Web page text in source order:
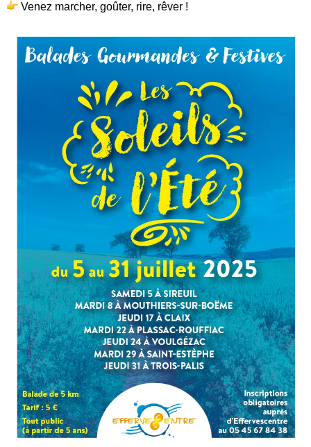
Venez marcher, goûter, rire, rêver !